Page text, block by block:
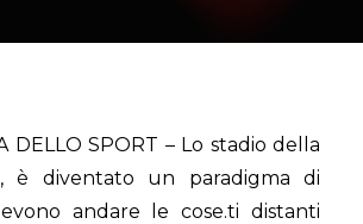
DELLO SPORT – Lo stadio della
è diventato un paradigma di
andare le cose.ti distanti